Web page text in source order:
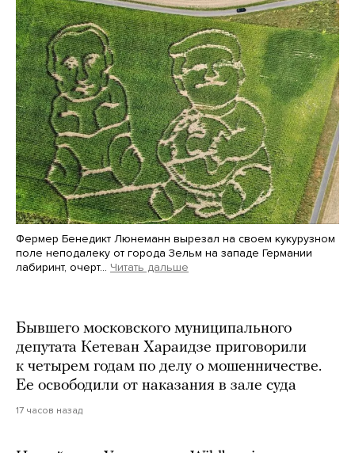
Фермер Бенедикт Люнеманн вырезал на своем кукурузном
поле неподалеку от города Зельм на западе Германии
лабиринт, очерт… Читать дальше
Бывшего московского муниципального
депутата Кетеван Хараидзе приговорили
к четырем годам по делу о мошенничестве.
Ее освободили от наказания в зале суда
17 часов назад